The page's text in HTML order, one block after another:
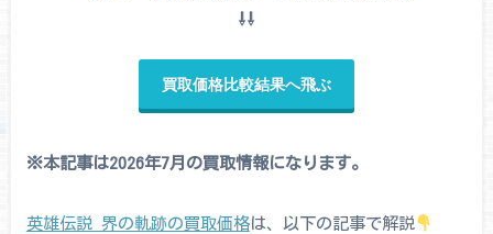
⇩⇩
買取価格比較結果へ飛ぶ
※本記事は2026年7月の買取情報になります。
英雄伝説 界の軌跡の買取価格は、以下の記事で解説